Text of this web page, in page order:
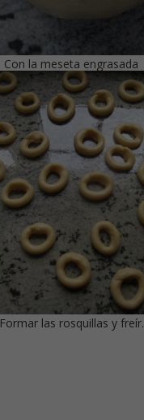
Con la meseta engrasada
Formar las rosquillas y freír.